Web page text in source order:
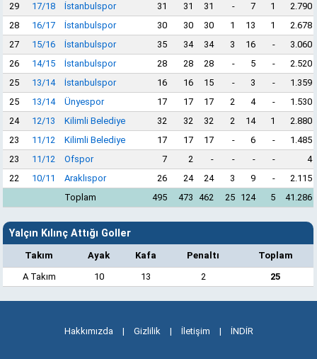
29
17/18 İstanbulspor 31 31 31 - 7 1
2.790
28
16/17 İstanbulspor 30 30 30 1 13 1
2.678
27
15/16 İstanbulspor 35 34 34 3 16 -
3.060
26
14/15 İstanbulspor 28 28 28 - 5 -
2.520
25
13/14 İstanbulspor 16 16 15 - 3 -
1.359
25
13/14 Ünyespor 17 17 17 2 4 -
1.530
24
12/13 Kilimli Belediye 32 32 32 2 14 1
2.880
23
11/12 Kilimli Belediye 17 17 17 - 6 -
1.485
23
11/12 Ofspor 7 2 - - - -
4
22
10/11 Araklıspor 26 24 24 3 9 -
2.115
Toplam
495 473 462 25 124 5 41.286
Yalçın Kılınç Attığı Goller
Takım Ayak Kafa Penaltı
Toplam
A Takım
10 13 2 25
Hakkımızda | Gizlilik | İletişim | İNDİR